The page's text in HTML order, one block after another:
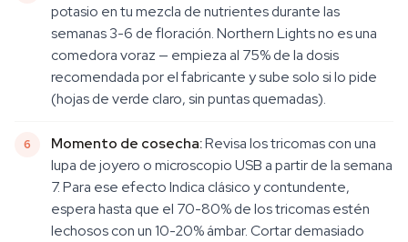
potasio en tu mezcla de nutrientes durante las
semanas 3-6 de floración. Northern Lights no es una
comedora voraz — empieza al 75% de la dosis
recomendada por el fabricante y sube solo si lo pide
(hojas de verde claro, sin puntas quemadas).
Momento de cosecha:Revisa los tricomas con una
lupa de joyero o microscopio USB a partir de la semana
7. Para ese efecto Indica clásico y contundente,
espera hasta que el 70-80% de los tricomas estén
lechosos con un 10-20% ámbar. Cortar demasiado